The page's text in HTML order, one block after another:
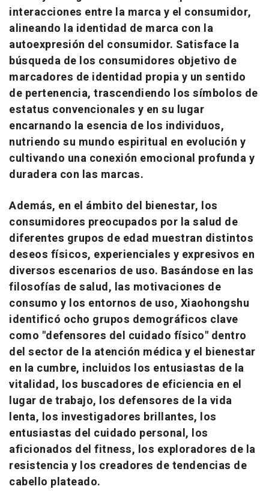
interacciones entre la marca y el consumidor,
alineando la identidad de marca con la
autoexpresión del consumidor. Satisface la
búsqueda de los consumidores objetivo de
marcadores de identidad propia y un sentido
de pertenencia, trascendiendo los símbolos de
estatus convencionales y en su lugar
encarnando la esencia de los individuos,
nutriendo su mundo espiritual en evolución y
cultivando una conexión emocional profunda y
duradera con las marcas.
Además, en el ámbito del bienestar, los
consumidores preocupados por la salud de
diferentes grupos de edad muestran distintos
deseos físicos, experienciales y expresivos en
diversos escenarios de uso. Basándose en las
filosofías de salud, las motivaciones de
consumo y los entornos de uso, Xiaohongshu
identificó ocho grupos demográficos clave
como "defensores del cuidado físico" dentro
del sector de la atención médica y el bienestar
en la cumbre, incluidos los entusiastas de la
vitalidad, los buscadores de eficiencia en el
lugar de trabajo, los defensores de la vida
lenta, los investigadores brillantes, los
entusiastas del cuidado personal, los
aficionados del fitness, los exploradores de la
resistencia y los creadores de tendencias de
cabello plateado.